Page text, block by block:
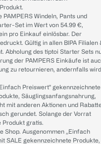
Windeln, Pants und
Set im Wert von 54.99 €,
pro Einkauf einlösbar. Der
Gültig in allen BIPA Filialen
Abholung des tiptoi Starter Sets
der PAMPERS Einkäufe ist
zu retournieren, andernfalls wird
Preiswert" gekennzeichnete
Säuglingsanfangsnahrung,
mit anderen Aktionen und
gerundet. Solange der Vorrat
Produkt gratis.
Shop. Ausgenommen „Einfach
SALE gekennzeichnete Produkte,